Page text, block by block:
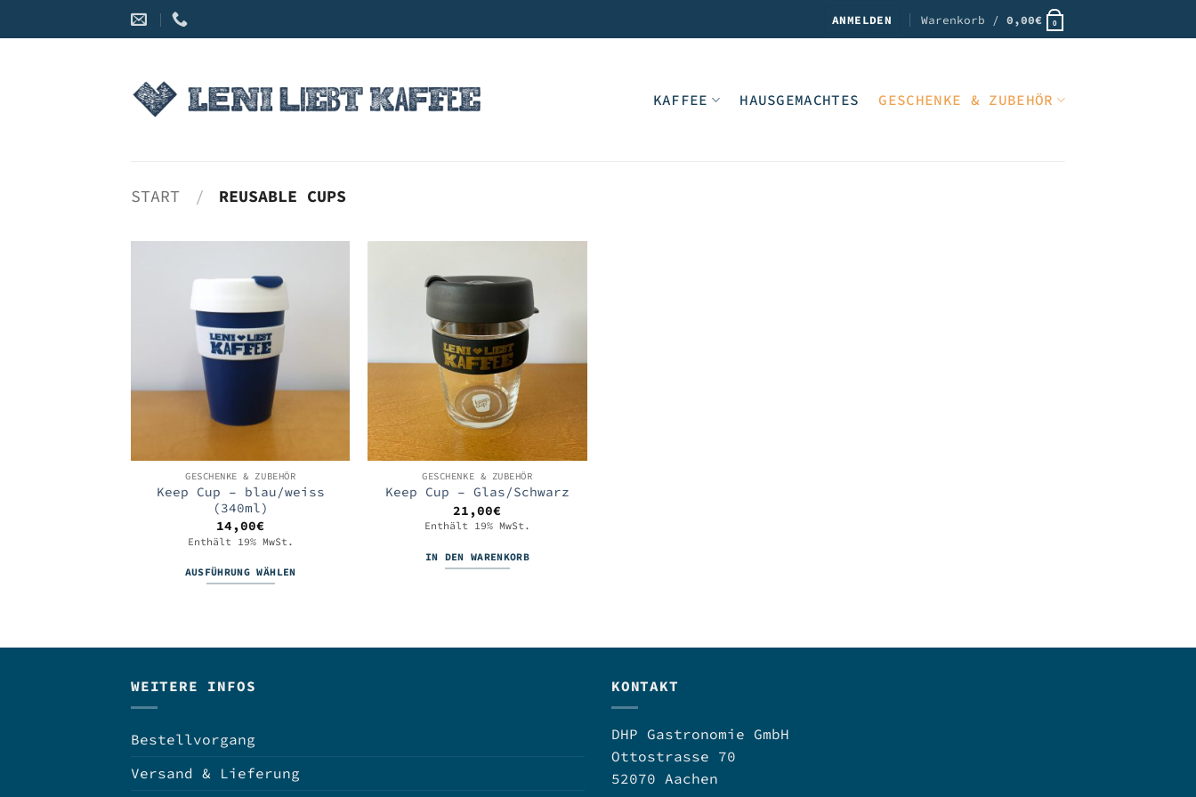
ANMELDEN Warenkorb / 0,00€ 0
KAFFEE HAUSGEMACHTES GESCHENKE & ZUBEHÖR
START / REUSABLE CUPS
GESCHENKE & ZUBEHÖR
Keep Cup – blau/weiss
(340ml)
14,00€
Enthält 19% MwSt.
AUSFÜHRUNG WÄHLEN
auf.
Optionen
auf
GESCHENKE & ZUBEHÖR
Keep Cup – Glas/Schwarz
21,00€
Enthält 19% MwSt.
IN DEN WARENKORB
WEITERE INFOS
Bestellvorgang
Versand & Lieferung
KONTAKT
DHP Gastronomie GmbH
Ottostrasse 70
52070 Aachen